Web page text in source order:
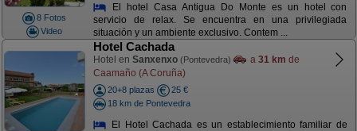
8 Fotos
Video
El hotel Casa Antigua Do Monte es un hotel con
servicio de relax. Se encuentra en una privilegiada
situación y un ambiente exclusivo. Contem ...
Hotel Cachada
Hotel en Sanxenxo (Pontevedra) a 31 km de
Caamaño (A Coruña)
20+8 plazas
25 €
18 km de Pontevedra
El Hotel Cachada es un establecimiento familiar de